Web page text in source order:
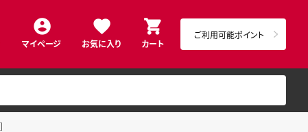
マイページ お気に入り カート
ご利用可能ポイント